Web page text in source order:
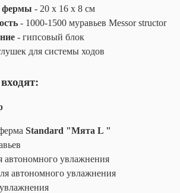
фермы - 20 х 16 х 8 см
- 1000-1500 муравьев Messor structor
- гипсовый блок
для системы ходов
Standard "Мята L "
автономного увлажнения
автономного увлажнения